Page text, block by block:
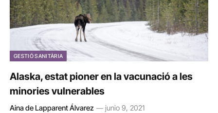
GESTIÓ SANITÀRIA
Alaska, estat pioner en la vacunació a les
minories vulnerables
Aina de Lapparent Álvarez junio 9, 2021